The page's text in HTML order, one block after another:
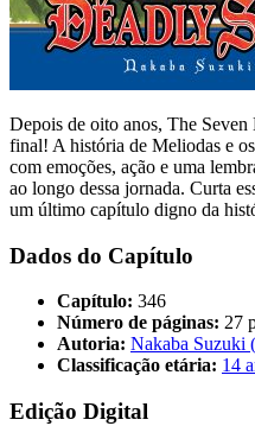
Depois de oito anos, The
final! A história de Meliodas e
com emoções, ação e uma
ao longo dessa jornada. Curta
um último capítulo digno da
Dados do Capítulo
Capítulo: 346
Número de páginas: 27
Autoria: Nakaba Suzuki
Classificação etária: 14
Edição Digital